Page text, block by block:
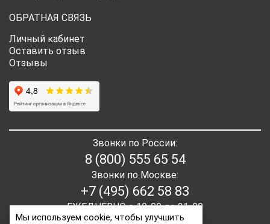
ОБРАТНАЯ СВЯЗЬ
Личный кабинет
Оставить отзыв
Отзывы
Звонки по России:
8 (800) 555 65 54
Звонки по Москве:
+7 (495) 662 58 83
ЕЖЕДНЕВНО с 10-00 до 21-00
Мы используем cookie, чтобы улучшить